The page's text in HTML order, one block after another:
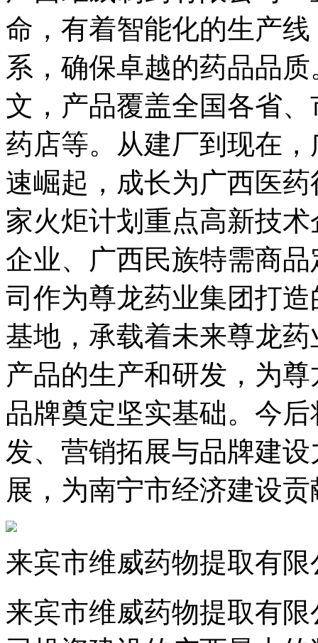
命，有着智能化的生产
系，确保卓越的药品品
文，产品覆盖全国各省
药店等。从建厂到现在
速崛起，成长为广西医
家火炬计划重点高新技
企业、广西民族特需商
司作为尊龙药业集团打
基地，承载着未来尊龙
产品的生产和研发，为
品牌奠定坚实基础。今
发、营销拓展与品牌建
展，为南宁市经济建设
来宾市维威药物提取有限
来宾市维威药物提取有